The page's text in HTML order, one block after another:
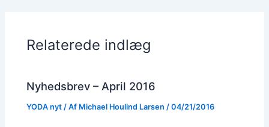
Relaterede indlæg
Nyhedsbrev – April 2016
YODA nyt / Af Michael Houlind Larsen /04/21/2016